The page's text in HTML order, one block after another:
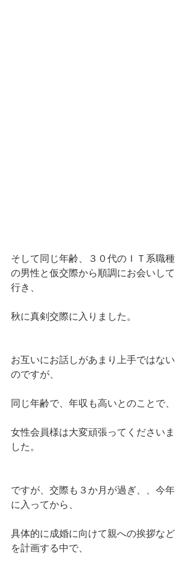
そして同じ年齢、３０代のＩＴ系職種
の男性と仮交際から順調にお会いして
行き、
秋に真剣交際に入りました。
お互いにお話しがあまり上手ではない
のですが、
同じ年齢で、年収も高いとのことで、
女性会員様は大変頑張ってくださいま
した。
ですが、交際も３か月が過ぎ、、今年
に入ってから、
具体的に成婚に向けて親への挨拶など
を計画する中で、